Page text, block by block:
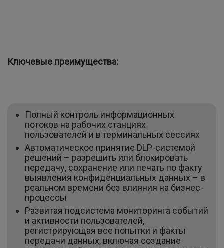
Ключевые преимущества:
Полный контроль информационных
потоков на рабочих станциях
пользователей и в терминальных сессиях
Автоматическое принятие DLP-системой
решений – разрешить или блокировать
передачу, сохранение или печать по факту
выявления конфиденциальных данных – в
реальном времени без влияния на бизнес-
процессы
Развитая подсистема мониторинга событий
и активности пользователей,
регистрирующая все попытки и факты
передачи данных, включая создание